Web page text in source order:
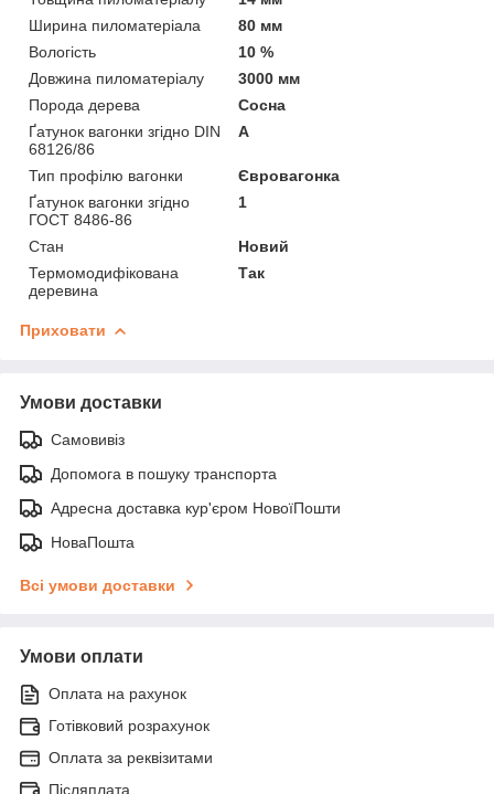
Ширина пиломатеріала
80 мм
Вологість
10 %
Довжина пиломатеріалу
3000 мм
Порода дерева
Сосна
Ґатунок вагонки згідно DIN
68126/86
А
Тип профілю вагонки
Євровагонка
Ґатунок вагонки згідно
ГОСТ 8486-86
1
Стан
Новий
Термомодифікована
деревина
Так
Приховати
Умови доставки
Самовивіз
Допомога в пошуку транспорта
Адресна доставка кур'єром НовоїПошти
НоваПошта
Всі умови доставки
Умови оплати
Оплата на рахунок
Готівковий розрахунок
Оплата за реквізитами
Післяплата